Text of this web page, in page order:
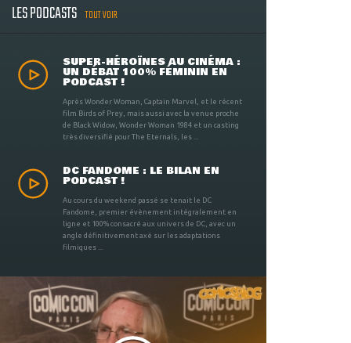
LES PODCASTS TOUT VOIR
SUPER-HÉROÏNES AU CINÉMA :
UN DÉBAT 100% FÉMININ EN
PODCAST !
Après Wonder Woman, Captain Marvel, et le récent
film Birds of Prey, mais aussi avec la venue proche
de Black Widow, Wonder Woman 1984 et un casting
très diversifié pour The Eternals, les ...
DC FANDOME : LE BILAN EN
PODCAST !
Au cours du weekend passé se tenait le DC
Fandome, premier évènement intégralement en
ligne et 100% consacré aux univers de DC, avec un
angle définitivement axé sur les adaptations
filmiques ...